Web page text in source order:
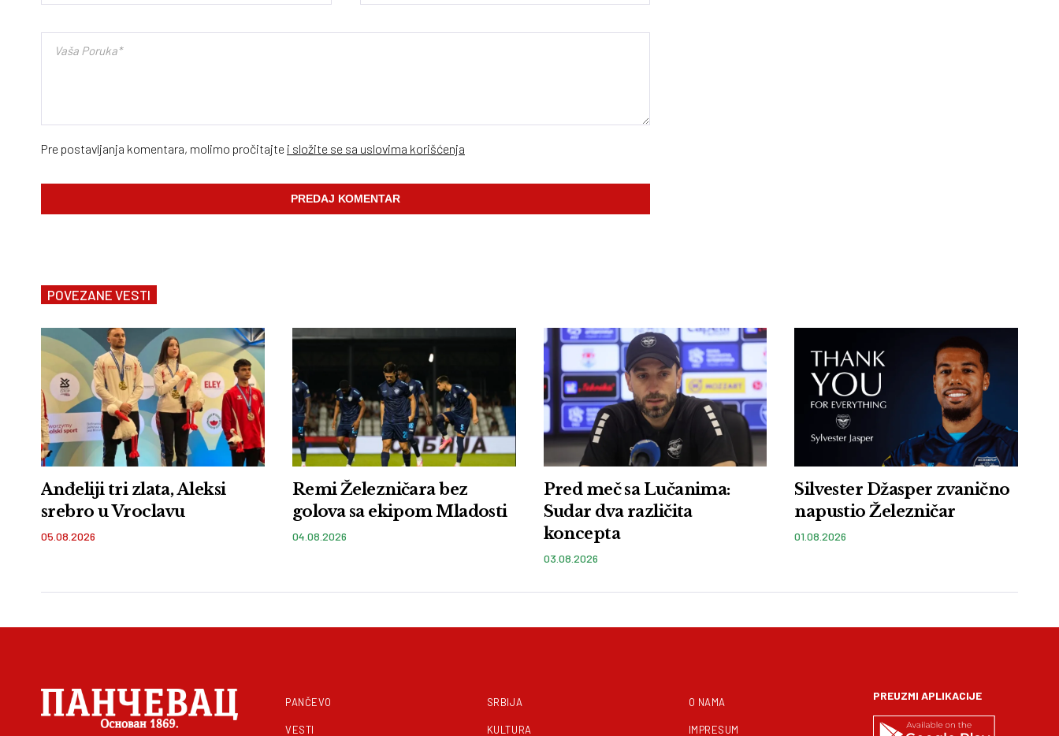
Pre postavljanja komentara, molimo pročitajte i složite se sa uslovima korišćenja
POVEZANE VESTI
Anđeliji tri zlata, Aleksi
srebro u Vroclavu
05.08.2026
Remi Železničara bez
golova sa ekipom Mladosti
04.08.2026
Pred meč sa Lučanima:
Sudar dva različita
koncepta
03.08.2026
Silvester Džasper zvanično
napustio Železničar
01.08.2026
PANČEVO
VESTI
SRBIJA
KULTURA
O NAMA
IMPRESUM
PREUZMI APLIKACIJE